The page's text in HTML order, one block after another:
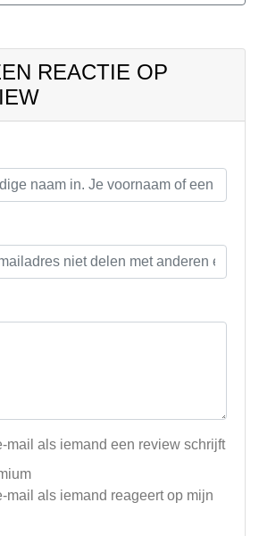
REACTIE OP
mail als iemand een review schrijft
mail als iemand reageert op mijn